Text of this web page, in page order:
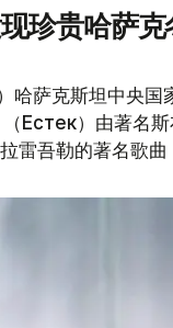
珍贵哈萨
哈萨克斯坦中央国
（Естек）由著名
雷吾勒的著名歌